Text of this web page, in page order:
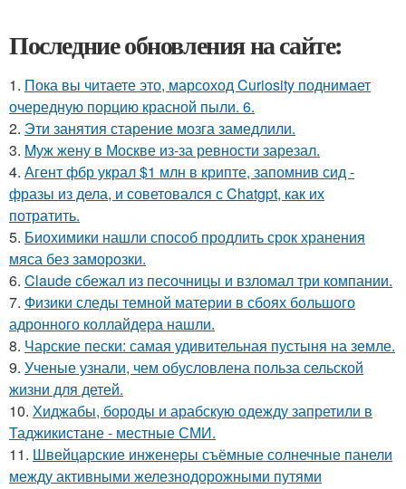
Последние обновления на сайте:
1. Пока вы читаете это, марсоход Curiosity поднимает
очередную порцию красной пыли. 6.
2. Эти занятия старение мозга замедлили.
3. Mуж жену в Москве из-за ревности зарезал.
4. Агент фбр украл $1 млн в крипте, запомнив сид -
фразы из дела, и советовался с Chatgpt, как их
потратить.
5. Биохимики нашли способ продлить срок хранения
мяса без заморозки.
6. Claude сбежал из песочницы и взломал три компании.
7. Физики следы темной материи в сбоях большого
адронного коллайдера нашли.
8. Чарские пески: самая удивительная пустыня на земле.
9. Ученые узнали, чем обусловлена польза сельской
жизни для детей.
10. Хиджабы, бороды и арабскую одежду запретили в
Таджикистане - местные СМИ.
11. Швейцарские инженеры съёмные солнечные панели
между активными железнодорожными путями